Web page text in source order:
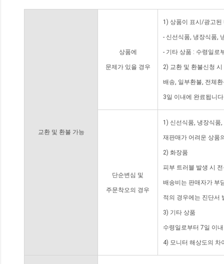
교환 및 환불 가능
상품에
문제가 있을 경우
1) 상품이 표시/광고된
- 신선식품, 냉장식품,
- 기타 상품 : 수령일로
2) 교환 및 환불신청
배송, 일부환불, 전체
3일 이내에 완료됩니
단순변심 및
주문착오의 경우
1) 신선식품, 냉장식품
재판매가 어려운 상품
2) 화장품
피부 트러블 발생 시
배송비는 판매자가 부
적의 경우에는 진단서
3) 기타 상품
수령일로부터 7일 이
4) 모니터 해상도의 차